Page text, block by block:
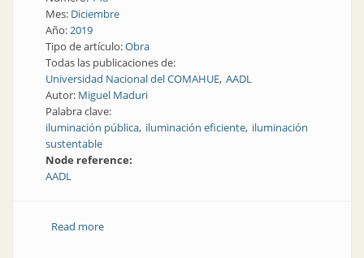
Mes: Diciembre
Año:2019
Tipo de artículo:Obra
Todas las publicaciones de:
Universidad Nacional del COMAHUE AADL
Autor: Miguel Maduri
Palabra clave:
iluminación pública iluminación eficiente iluminación
sustentable
Node reference:
AADL
Read moreabout Obra | Iluminación eficiente y sustentable en el